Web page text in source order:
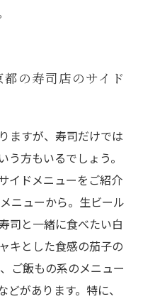
の寿司店のサイド
ますが、寿司だけでは
方もいるでしょう。
イドメニューをご紹介
ニューから。生ビール
司と一緒に食べたい白
キとした食感の茄子の
ご飯もの系のメニュー
があります。特に、